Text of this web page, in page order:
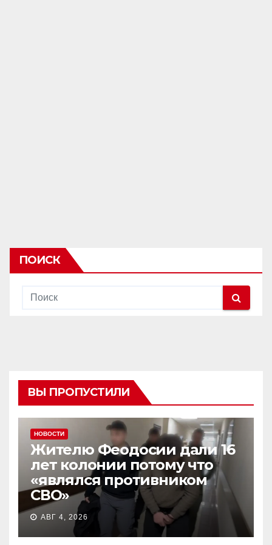
ПОИСК
ВЫ ПРОПУСТИЛИ
НОВОСТИ
Жителю Феодосии дали 16
лет колонии потому что
«являлся противником
СВО»
АВГ 4, 2026